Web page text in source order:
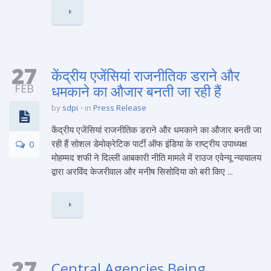
27
FEB
0
केंद्रीय एजेंसियां राजनीतिक डराने और
धमकाने का औजार बनती जा रही हैं
by sdpi in Press Release
केंद्रीय एजेंसियां राजनीतिक डराने और धमकाने का औजार बनती जा
रही हैं सोशल डेमोक्रेटिक पार्टी ऑफ इंडिया के राष्ट्रीय उपाध्यक्ष
मोहम्मद शफी ने दिल्ली आबकारी नीति मामले में राउज एवेन्यू न्यायालय
द्वारा अरविंद केजरीवाल और मनीष सिसोदिया को बरी किए ...